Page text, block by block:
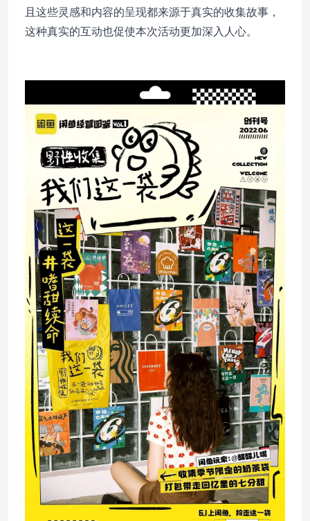
且这些灵感和内容的呈现都来源于真实的收集故事，
这种真实的互动也促使本次活动更加深入人心。